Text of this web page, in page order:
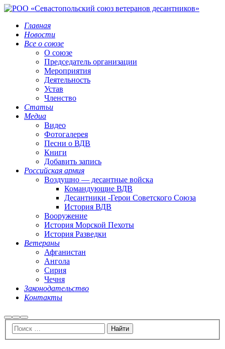
Главная
Новости
Все о союзе
О союзе
Председатель организации
Мероприятия
Деятельность
Устав
Членство
Статьи
Медиа
Видео
Фотогалерея
Песни о ВДВ
Книги
Добавить запись
Российская армия
Воздушно — десантные войска
Командующие ВДВ
Десантники -Герои Советского Союза
История ВДВ
Вооружение
История Морской Пехоты
История Разведки
Ветераны
Афганистан
Ангола
Сирия
Чечня
Законодательство
Контакты
НайтиБольше
информации
Главное
меню